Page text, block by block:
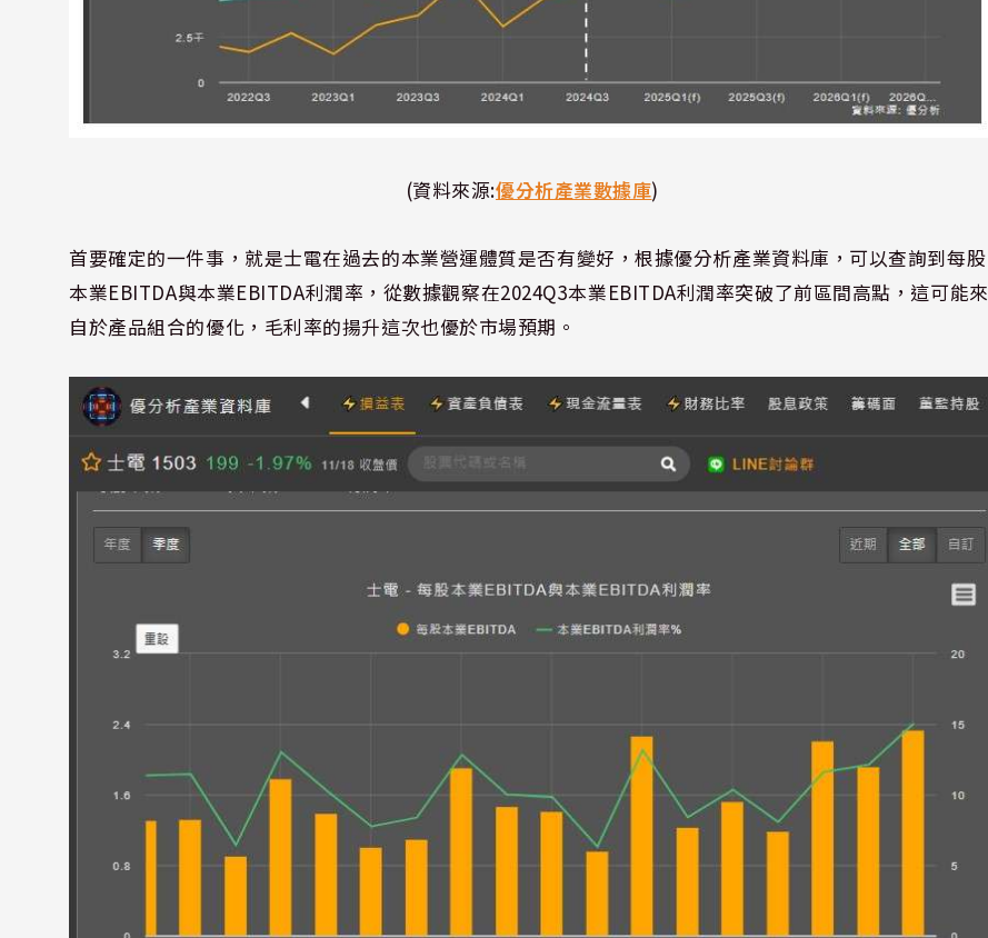
(資料來源:優分析產業數據庫)
首要確定的一件事，就是士電在過去的本業營運體質是否有變好，根據優分析產業資料庫，可以查詢到每股
本業EBITDA與本業EBITDA利潤率，從數據觀察在2024Q3本業EBITDA利潤率突破了前區間高點，這可能來
自於產品組合的優化，毛利率的揚升這次也優於市場預期。